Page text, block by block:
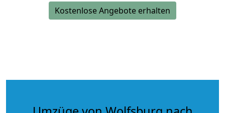
Kostenlose Angebote erhalten